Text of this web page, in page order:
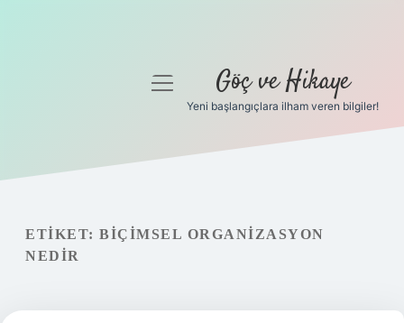
Gizlilik Politikası
Hakkımızda
menüyü
Göç ve Hikaye
Yeni başlangıçlara ilham veren bilgiler!
ETIKET: BIÇIMSEL ORGANIZASYON
NEDIR